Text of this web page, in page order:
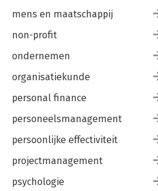
mens en maatschappij
non-profit
ondernemen
organisatiekunde
personal finance
personeelsmanagement
persoonlijke effectiviteit
projectmanagement
psychologie